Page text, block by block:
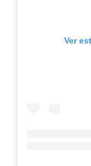
Ver